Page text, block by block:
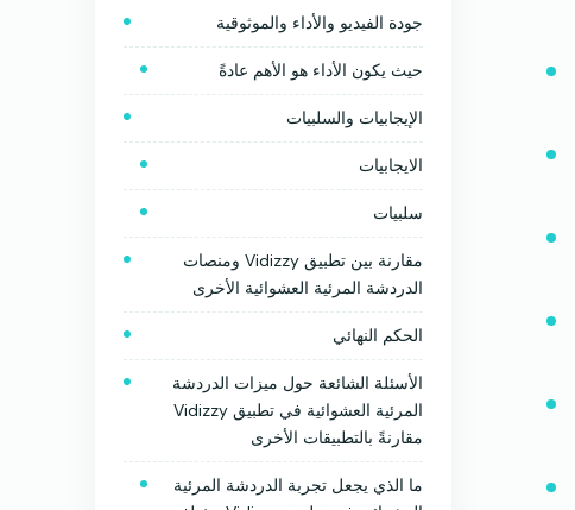
جودة الفيديو والأداء والموثوقية
حيث يكون الأداء هو الأهم عادةً
الإيجابيات والسلبيات
الايجابيات
سلبيات
مقارنة بين تطبيق Vidizzy ومنصات
الدردشة المرئية العشوائية الأخرى
الحكم النهائي
الأسئلة الشائعة حول ميزات الدردشة
المرئية العشوائية في تطبيق Vidizzy
مقارنةً بالتطبيقات الأخرى
ما الذي يجعل تجربة الدردشة المرئية